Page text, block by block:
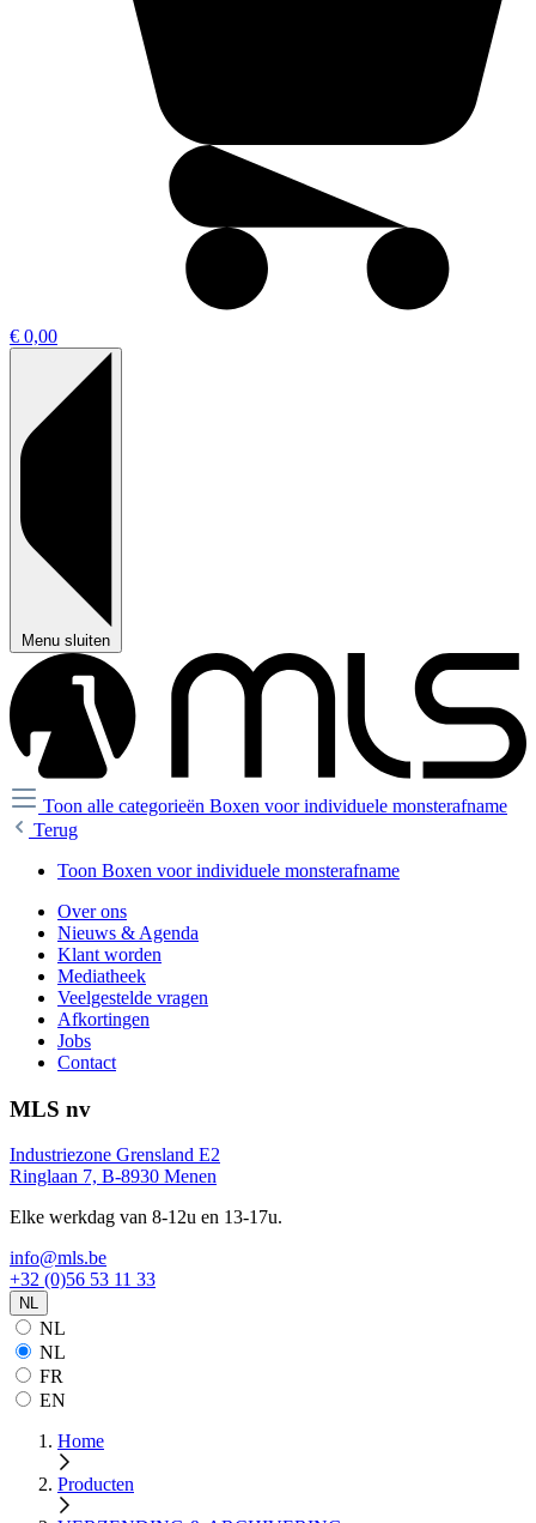
€ 0,00
Menu sluiten
Toon alle categorieën Boxen voor individuele monsterafname
Terug
Toon Boxen voor individuele monsterafname
Over ons
Nieuws & Agenda
Klant worden
Mediatheek
Veelgestelde vragen
Afkortingen
Jobs
Contact
MLS nv
Industriezone Grensland E2
Ringlaan 7, B-8930 Menen
Elke werkdag van 8-12u en 13-17u.
info@mls.be
+32 (0)56 53 11 33
NL
NL
NL
FR
EN
Home
Producten